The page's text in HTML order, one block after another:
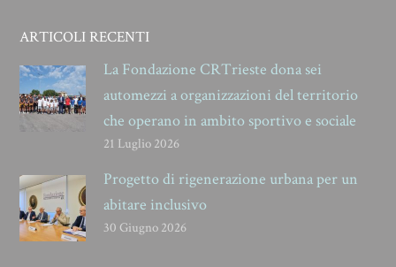
ARTICOLI RECENTI
La Fondazione CRTrieste dona sei
automezzi a organizzazioni del territorio
che operano in ambito sportivo e sociale
21 Luglio 2026
Progetto di rigenerazione urbana per un
abitare inclusivo
30 Giugno 2026